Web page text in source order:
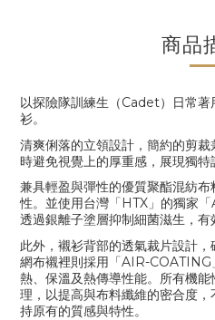
商品
以探險隊訓練生（Cadet）日常
衫。
清爽俐落的立領設計，簡約的剪
時避免視覺上的厚重感，展現獨特
兼具輕盈與彈性的優質聚酯混紡
性。並使用台灣「 HTX 」的獨家「
透過銀離子塗層抑制細菌滋生，有
此外，襯衫背部的透氣裁片設計
網布襯裡則採用「AIR-COATING
熱、保溫及熱傳導性能。所有機
理，以提高與布料纖維的密合度
持原有的質感與特性。